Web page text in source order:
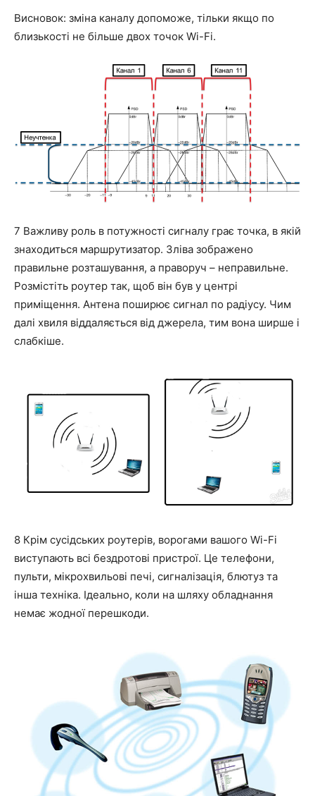
Висновок: зміна каналу допоможе, тільки якщо по
близькості не більше двох точок Wi-Fi.
7 Важливу роль в потужності сигналу грає точка, в якій
знаходиться маршрутизатор. Зліва зображено
правильне розташування, а праворуч – неправильне.
Розмістіть роутер так, щоб він був у центрі
приміщення. Антена поширює сигнал по радіусу. Чим
далі хвиля віддаляється від джерела, тим вона ширше і
слабкіше.
8 Крім сусідських роутерів, ворогами вашого Wi-Fi
виступають всі бездротові пристрої. Це телефони,
пульти, мікрохвильові печі, сигналізація, блютуз та
інша техніка. Ідеально, коли на шляху обладнання
немає жодної перешкоди.